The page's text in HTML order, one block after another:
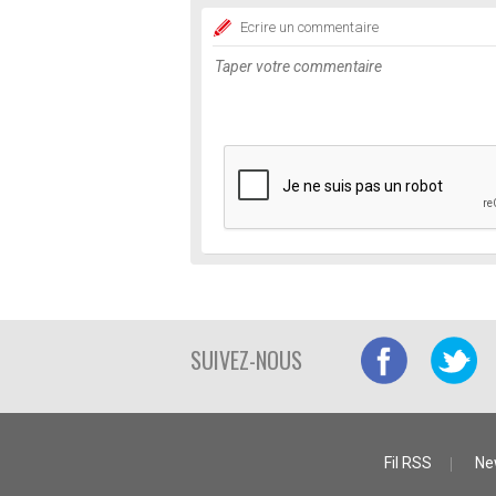
Ecrire un commentaire
SUIVEZ-NOUS
Fil RSS